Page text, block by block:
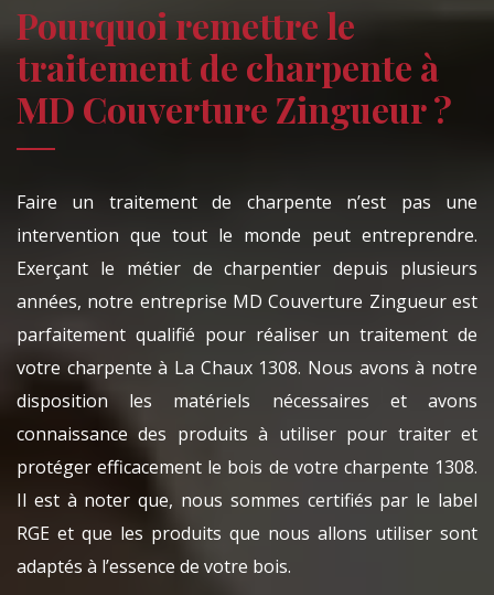
Pourquoi remettre le
traitement de charpente à
MD Couverture Zingueur ?
Faire un traitement de charpente n’est pas une
intervention que tout le monde peut entreprendre.
Exerçant le métier de charpentier depuis plusieurs
années, notre entreprise MD Couverture Zingueur est
parfaitement qualifié pour réaliser un traitement de
votre charpente à La Chaux 1308. Nous avons à notre
disposition les matériels nécessaires et avons
connaissance des produits à utiliser pour traiter et
protéger efficacement le bois de votre charpente 1308.
Il est à noter que, nous sommes certifiés par le label
RGE et que les produits que nous allons utiliser sont
adaptés à l’essence de votre bois.